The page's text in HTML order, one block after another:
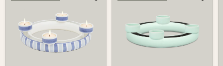
Teelichthaltern
735B
Teelichthaltern
735B